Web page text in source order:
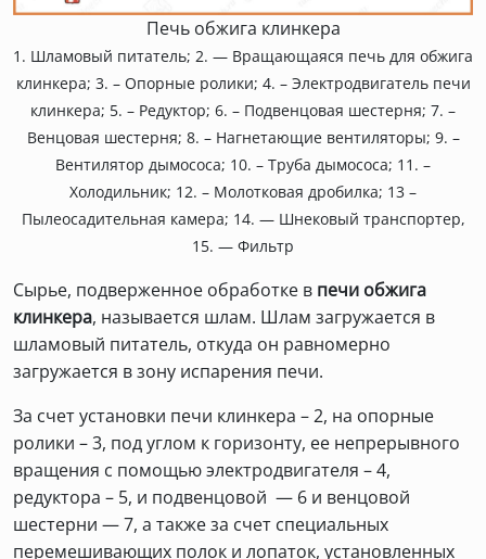
Печь обжига клинкера
1. Шламовый питатель; 2. — Вращающаяся печь для обжига
клинкера; 3. – Опорные ролики; 4. – Электродвигатель печи
клинкера; 5. – Редуктор; 6. – Подвенцовая шестерня; 7. –
Венцовая шестерня; 8. – Нагнетающие вентиляторы; 9. –
Вентилятор дымососа; 10. – Труба дымососа; 11. –
Холодильник; 12. – Молотковая дробилка; 13 –
Пылеосадительная камера; 14. — Шнековый транспортер,
15. — Фильтр
Сырье, подверженное обработке в печи обжига
клинкера, называется шлам. Шлам загружается в
шламовый питатель, откуда он равномерно
загружается в зону испарения печи.
За счет установки печи клинкера – 2, на опорные
ролики – 3, под углом к горизонту, ее непрерывного
вращения с помощью электродвигателя – 4,
редуктора – 5, и подвенцовой — 6 и венцовой
шестерни — 7, а также за счет специальных
перемешивающих полок и лопаток, установленных